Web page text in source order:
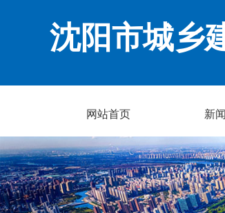
沈阳市城乡
网站首页 新